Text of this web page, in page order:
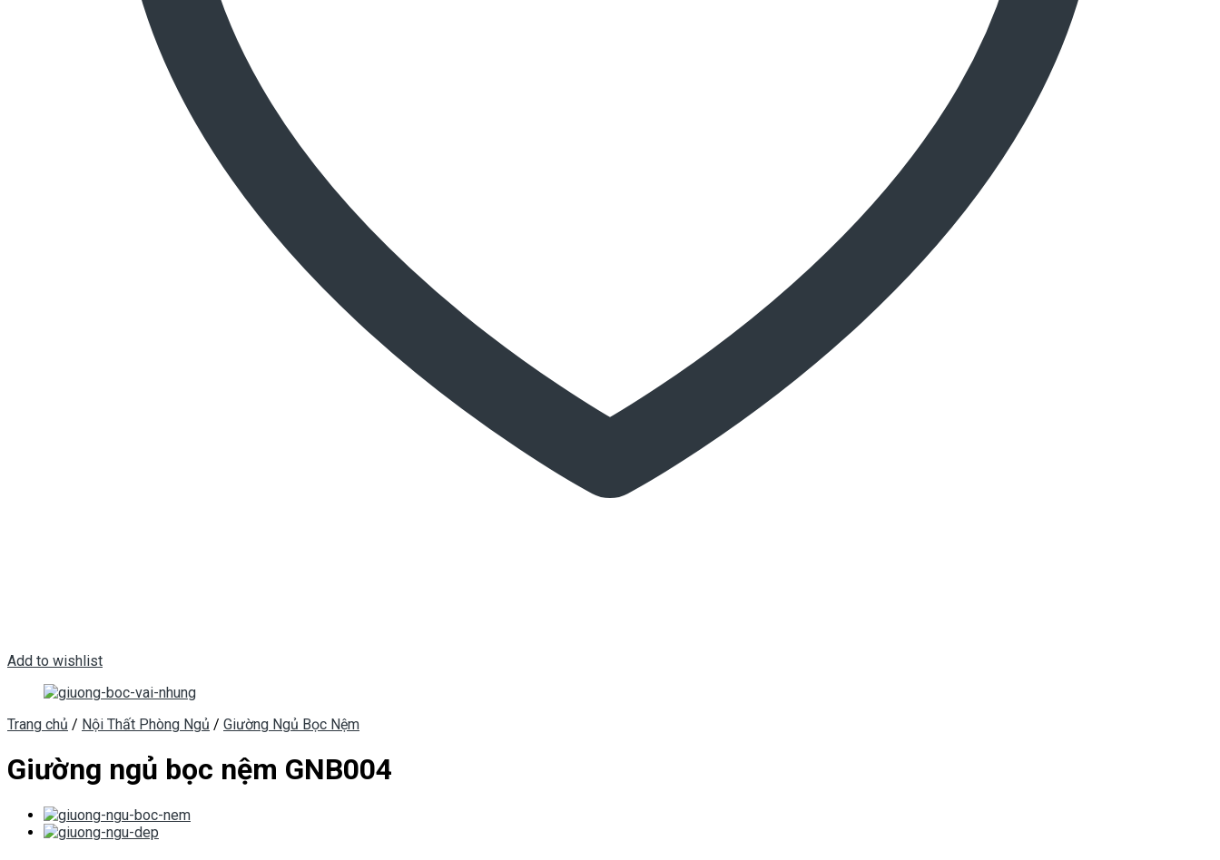
Add to wishlist
Trang chủ / Nội Thất Phòng Ngủ / Giường Ngủ Bọc Nệm
Giường ngủ bọc nệm GNB004